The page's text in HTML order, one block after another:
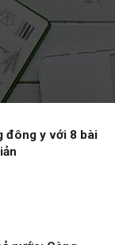
đông y với 8 bài